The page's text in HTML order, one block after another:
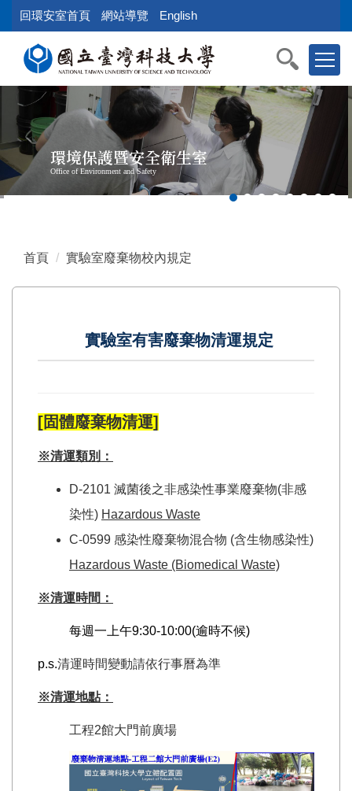
到
內
容
區
塊
回環安室首頁 網站導覽 English
環境保護暨安全衛生室
Office of Environment and Safety
首頁 實驗室廢棄物校內規定
實驗室有害廢棄物清運規定
[固體廢棄物清運]
※清運類別：
D-2101 滅菌後之非感染性事業廢棄物(非感
染性) Hazardous Waste
C-0599 感染性廢棄物混合物 (含生物感染性)
Hazardous Waste (Biomedical Waste)
※清運時間：
每週一上午9:30-10:00(逾時不候)
p.s.清運時間變動請依行事曆為準
※清運地點：
工程2館大門前廣場